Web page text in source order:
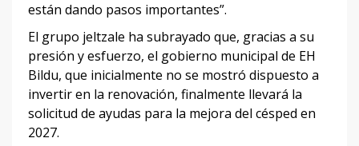
están dando pasos importantes”.
El grupo jeltzale ha subrayado que, gracias a su
presión y esfuerzo, el gobierno municipal de EH
Bildu, que inicialmente no se mostró dispuesto a
invertir en la renovación, finalmente llevará la
solicitud de ayudas para la mejora del césped en
2027.